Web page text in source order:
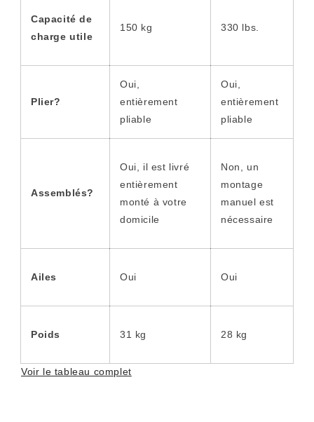
Capacité de
charge utile
150 kg 330 lbs.
Plier?
Oui,
entièrement
pliable
Oui,
entièrement
pliable
Assemblés?
Oui, il est livré
entièrement
monté à votre
domicile
Non, un
montage
manuel est
nécessaire
Ailes Oui Oui
Poids 31 kg 28 kg
Voir le tableau complet